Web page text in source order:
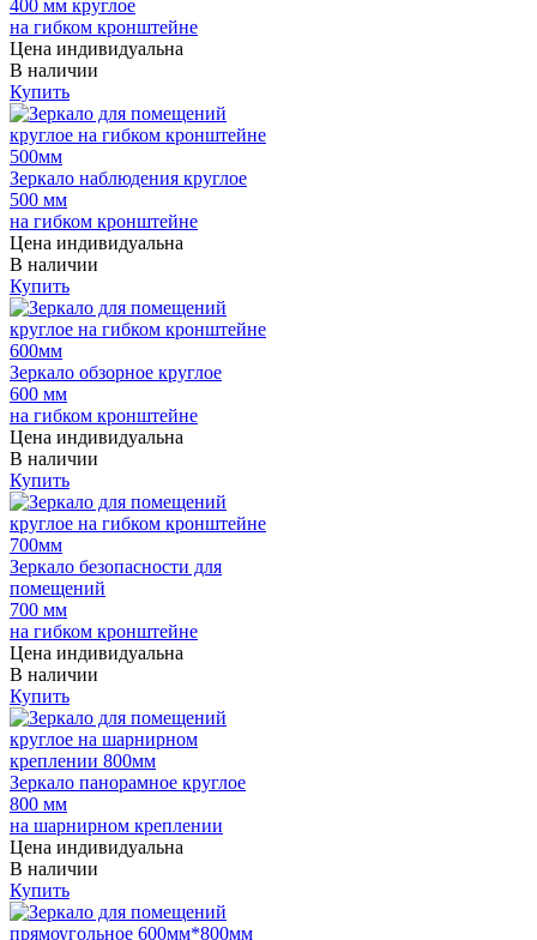
400 мм круглое
на гибком кронштейне
Цена индивидуальна
В наличии
Купить
Зеркало наблюдения круглое
500 мм
на гибком кронштейне
Цена индивидуальна
В наличии
Купить
Зеркало обзорное круглое
600 мм
на гибком кронштейне
Цена индивидуальна
В наличии
Купить
Зеркало безопасности для
помещений
700 мм
на гибком кронштейне
Цена индивидуальна
В наличии
Купить
Зеркало панорамное круглое
800 мм
на шарнирном креплении
Цена индивидуальна
В наличии
Купить